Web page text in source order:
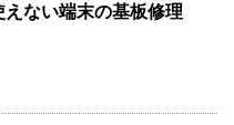
ない端末の基板修理